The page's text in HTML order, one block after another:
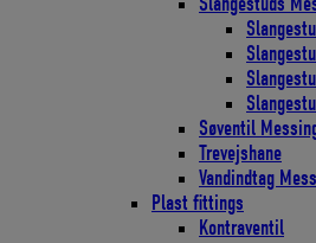
Søventil
Trevejshane
Vandindtag
Plast fittings
Kontraventil